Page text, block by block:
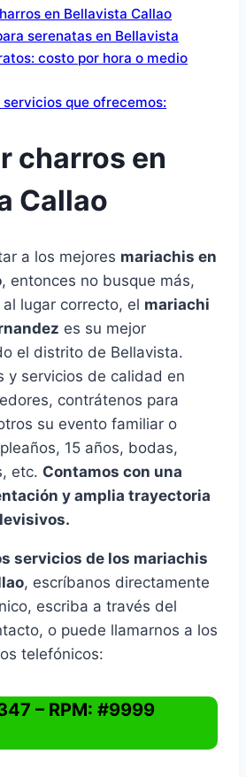
en Bellavista Callao
serenatas en Bellavista
costo por hora o medio
servicios que ofrecemos:
charros en
Callao
a los mejores mariachis en
, entonces no busque más,
lugar correcto, el mariachi
es su mejor
el distrito de Bellavista.
y servicios de calidad en
contrátenos para
su evento familiar o
15 años, bodas,
etc. Contamos con una
y amplia trayectoria
servicios de los mariachis
, escríbanos directamente
escriba a través del
o puede llamarnos a los
telefónicos:
– RPM: #9999